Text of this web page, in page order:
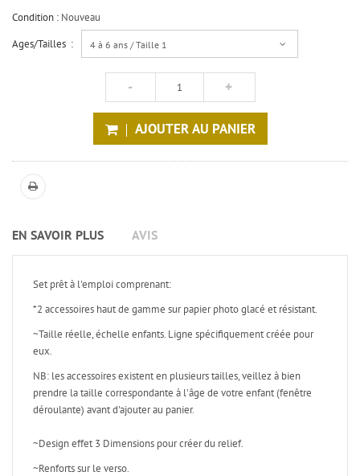
Condition : Nouveau
Ages/Tailles :
4 à 6 ans / Taille 1
AJOUTER AU PANIER
EN SAVOIR PLUS AVIS
Set prêt à l'emploi comprenant:
*2 accessoires haut de gamme sur papier photo glacé et résistant.
~Taille réelle, échelle enfants. Ligne spécifiquement créée pour
eux.
NB: les accessoires existent en plusieurs tailles, veillez à bien
prendre la taille correspondante à l'âge de votre enfant (fenêtre
déroulante) avant d'ajouter au panier.
~Design effet 3 Dimensions pour créer du relief.
~Renforts sur le verso.